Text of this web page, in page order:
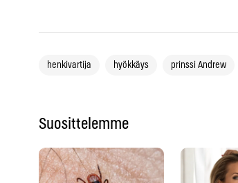
henkivartija hyökkäys prinssi Andrew
Suosittelemme